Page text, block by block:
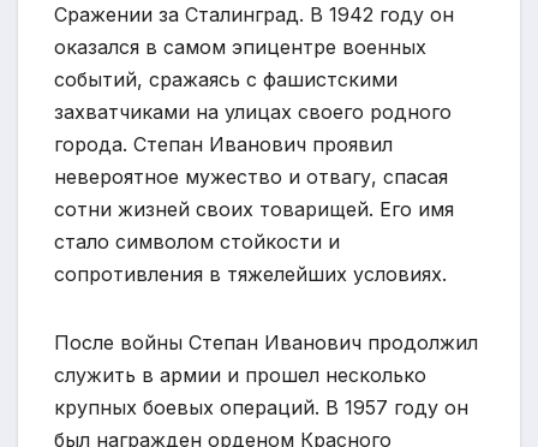
Сражении за Сталинград. В 1942 году он
оказался в самом эпицентре военных
событий, сражаясь с фашистскими
захватчиками на улицах своего родного
города. Степан Иванович проявил
невероятное мужество и отвагу, спасая
сотни жизней своих товарищей. Его имя
стало символом стойкости и
сопротивления в тяжелейших условиях.
После войны Степан Иванович продолжил
служить в армии и прошел несколько
крупных боевых операций. В 1957 году он
был награжден орденом Красного